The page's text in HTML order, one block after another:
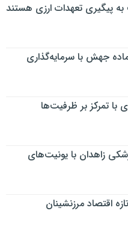
پیگیری تعهدات ارزی هستند
جهش با سرمایه‌گذاری
با تمرکز بر ظرفیت‌ها
زاهدان با یونیت‌های
اقتصاد مرزنشینان